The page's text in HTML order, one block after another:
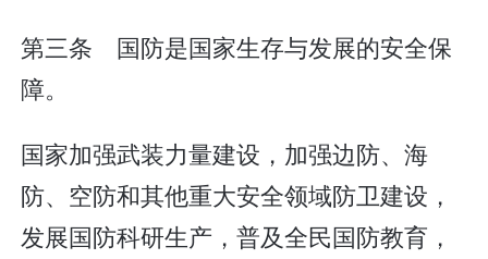
第三条 国防是国家生存与发展的安全保
障。
国家加强武装力量建设，加强边防、海
防、空防和其他重大安全领域防卫建设，
发展国防科研生产，普及全民国防教育，